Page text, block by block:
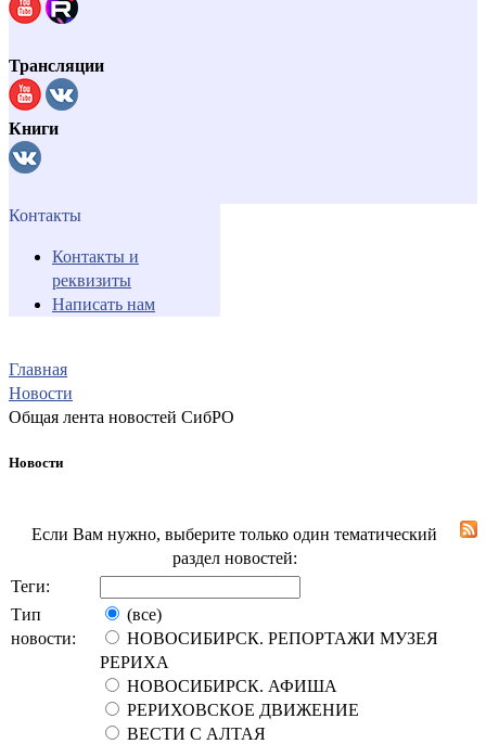
Трансляции
Книги
Контакты
Контакты и
реквизиты
Написать нам
Главная
Новости
Общая лента новостей СибРО
Новости
Если Вам нужно, выберите только один тематический
раздел новостей:
Теги:
Тип
новости:
(все)
НОВОСИБИРСК. РЕПОРТАЖИ МУЗЕЯ
РЕРИХА
НОВОСИБИРСК. АФИША
РЕРИХОВСКОЕ ДВИЖЕНИЕ
ВЕСТИ С АЛТАЯ